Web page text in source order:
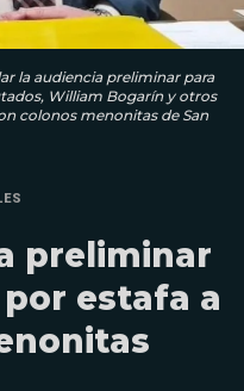
la audiencia preliminar para
William Bogarín y otros
colonos menonitas de San
preliminar
estafa a